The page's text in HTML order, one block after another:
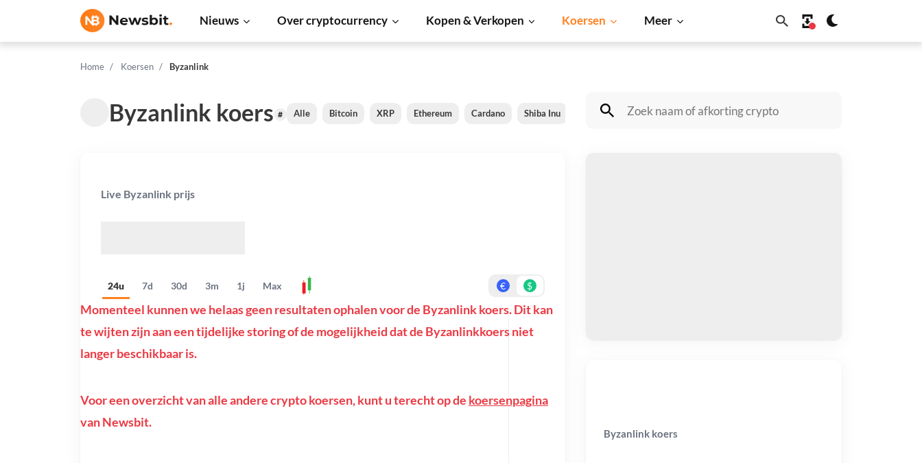
Nieuws Over cryptocurrency Kopen & Verkopen Koersen Meer
Home Koersen Byzanlink
Byzanlink koers # Alle Bitcoin XRP Ethereum Cardano Shiba Inu Dogecoin Solana BNB
Live Byzanlink prijs
24u 7d 30d 3m 1j Max € $
Momenteel kunnen we helaas geen resultaten ophalen voor de Byzanlink koers. Dit kan
te wijten zijn aan een tijdelijke storing of de mogelijkheid dat de Byzanlinkkoers niet
langer beschikbaar is.
Voor een overzicht van alle andere crypto koersen, kunt u terecht op de koersenpagina
van Newsbit.
Byzanlink koers